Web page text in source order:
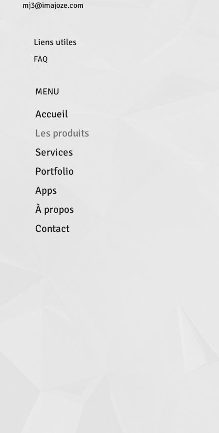
mj3@imajoze.com
Liens utiles
FAQ
MENU
Accueil
Les produits
Services
Portfolio
Apps
À propos
Contact